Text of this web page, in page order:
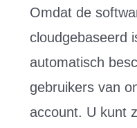
Omdat de
cloudgebaseerd
automatisch
gebruikers van
account. U kunt